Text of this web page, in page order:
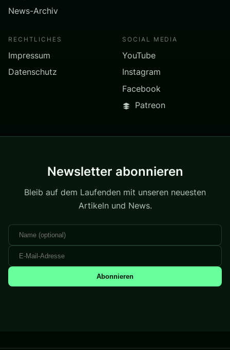
News-Archiv
RECHTLICHES
Impressum
Datenschutz
SOCIAL MEDIA
YouTube
Instagram
Facebook
Patreon
Newsletter abonnieren
Bleib auf dem Laufenden mit unseren neuesten
Artikeln und News.
Abonnieren